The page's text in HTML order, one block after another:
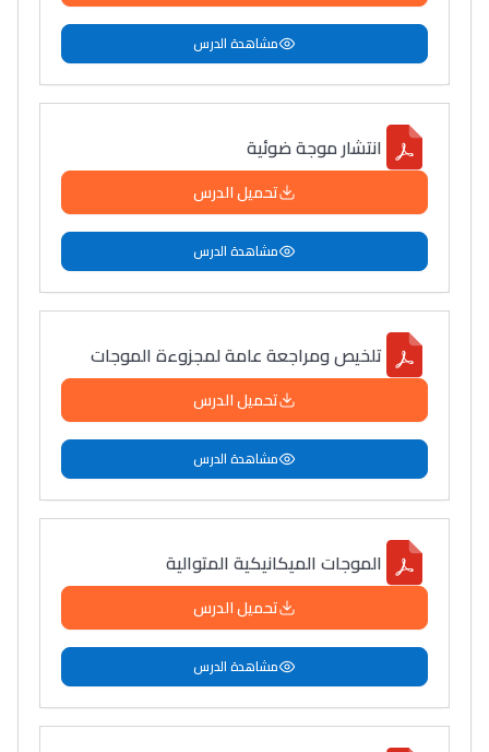
مشاهدة الدرس
انتشار موجة ضوئية
تحميل الدرس
مشاهدة الدرس
تلخيص ومراجعة عامة لمجزوءة الموجات
تحميل الدرس
مشاهدة الدرس
الموجات الميكانيكية المتوالية
تحميل الدرس
مشاهدة الدرس